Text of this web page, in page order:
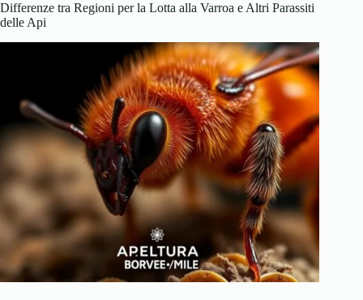
Differenze tra Regioni per la Lotta alla Varroa e Altri Parassiti
delle Api